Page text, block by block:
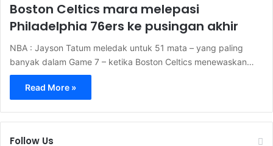
Boston Celtics mara melepasi
Philadelphia 76ers ke pusingan akhir
NBA : Jayson Tatum meledak untuk 51 mata – yang paling
banyak dalam Game 7 – ketika Boston Celtics menewaskan…
Read More »
Follow Us